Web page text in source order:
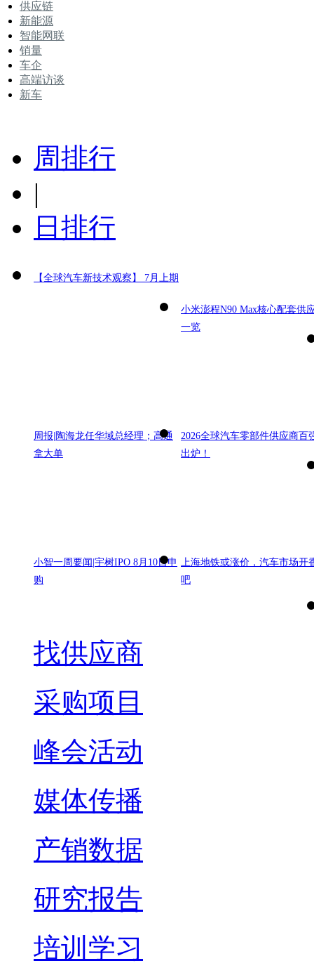
供应链
新能源
智能网联
销量
车企
高端访谈
新车
周排行
|
日排行
【全球汽车新技术观察】 7月上期
小米澎程N90 Max核心配套供
一览
周报|陶海龙任华域总经理；高通
拿大单
2026全球汽车零部件供应商百
出炉！
小智一周要闻|宇树IPO 8月10日申
购
上海地铁或涨价，汽车市场开
吧
找供应商
采购项目
峰会活动
媒体传播
产销数据
研究报告
培训学习